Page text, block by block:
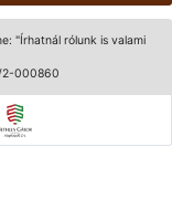
"Írhatnál rólunk is valami
2-000860